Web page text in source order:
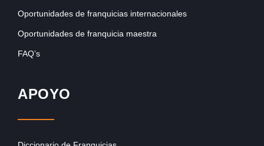
Oportunidades de franquicias internacionales
Oportunidades de franquicia maestra
FAQ’s
APOYO